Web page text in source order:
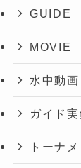
GUIDE
MOVIE
水中動画
ガイド
トーナ